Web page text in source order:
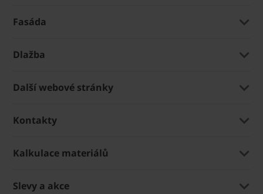
Fasáda
Dlažba
Další webové stránky
Kontakty
Kalkulace materiálů
Slevy a akce